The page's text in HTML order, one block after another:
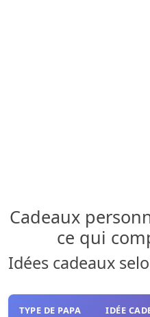
Cadeaux
ce qui
Idées cadeaux
TYPE DE PAPA IDÉE